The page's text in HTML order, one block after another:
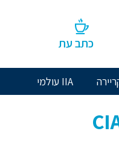
כתב עת
IIA עולמי